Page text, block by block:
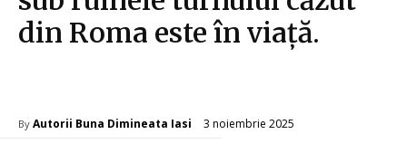
din Roma este în viață.
By Autorii Buna Dimineata Iasi 3 noiembrie 2025